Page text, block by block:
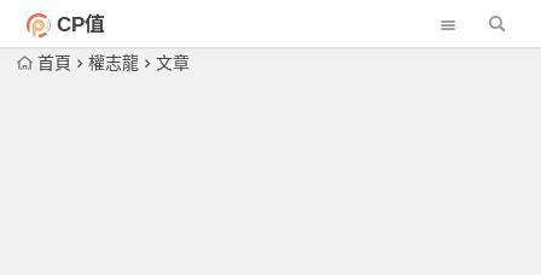
CP值
首頁 權志龍 文章